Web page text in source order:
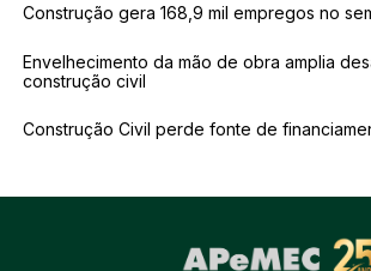
Construção gera 168,9 mil empregos no
Envelhecimento da mão de obra amplia
construção civil
Construção Civil perde fonte de